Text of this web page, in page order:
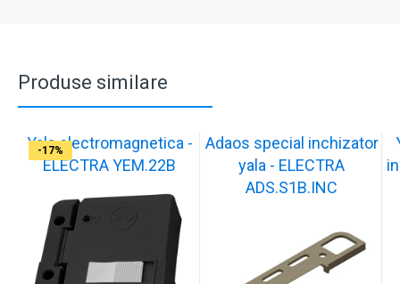
Produse similare
-17%
Yala electromagnetica -
ELECTRA YEM.22B
-17%
Adaos special inchizator
yala - ELECTRA
ADS.S1B.INC
-17%
-17%
-17%
-17%
-17%
-17%
-17%
-17%